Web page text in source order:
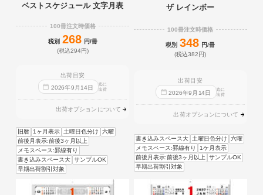
ベストスケジュール 文字月表
100冊注文時価格
税別 268 円/冊
(税込294円)
出荷目安
2026年9 月 14日
迄に
出荷
出荷オプションについて
旧暦 1ヶ月表示 土曜日色分け
六曜
前後月表示:前後3ヶ月以上
メモスペース:罫線有り
書き込みスペース大 サンプルOK
早期出荷割引対象
ザ レインボー
100冊注文時価格
税別 348 円/冊
(税込382円)
出荷目安
2026年9 月 14日
迄に
出荷
出荷オプションについて
書き込みスペース大 土曜日色分け
六曜
メモスペース:罫線有り
1ケ月表示
前後月表示:前後3ヶ月以上 サンプルOK
早期出荷割引対象